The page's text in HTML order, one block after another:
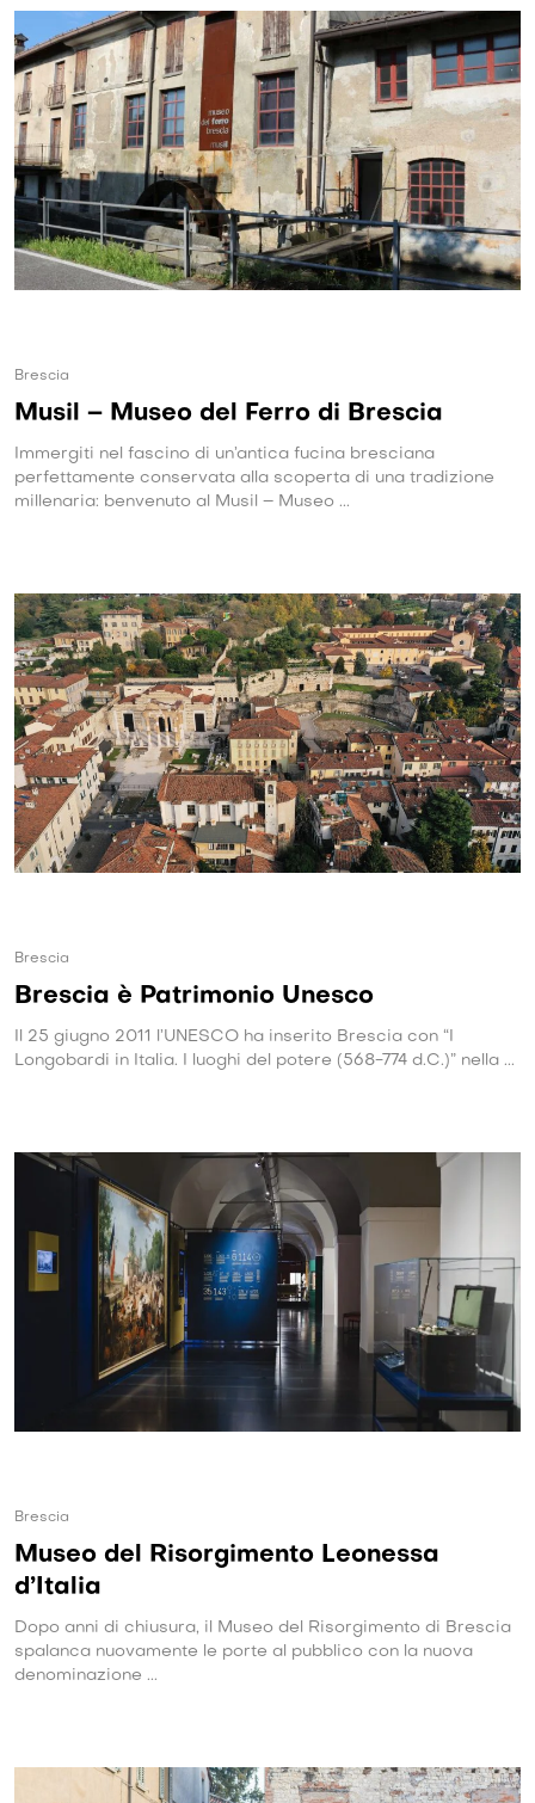
Brescia
Musil – Museo del Ferro di Brescia
Immergiti nel fascino di un’antica fucina bresciana
perfettamente conservata alla scoperta di una tradizione
millenaria: benvenuto al Musil – Museo ...
Brescia
Brescia è Patrimonio Unesco
Il 25 giugno 2011 l’UNESCO ha inserito Brescia con “I
Longobardi in Italia. I luoghi del potere (568-774 d.C.)” nella ...
Brescia
Museo del Risorgimento Leonessa
d’Italia
Dopo anni di chiusura, il Museo del Risorgimento di Brescia
spalanca nuovamente le porte al pubblico con la nuova
denominazione ...